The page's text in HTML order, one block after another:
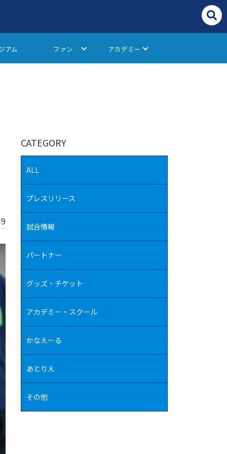
アム ファン アカデミー
CATEGORY
ALL
プレスリリース
試合情報
パートナー
グッズ・チケット
アカデミー・スクール
かなえーる
あとりえ
その他